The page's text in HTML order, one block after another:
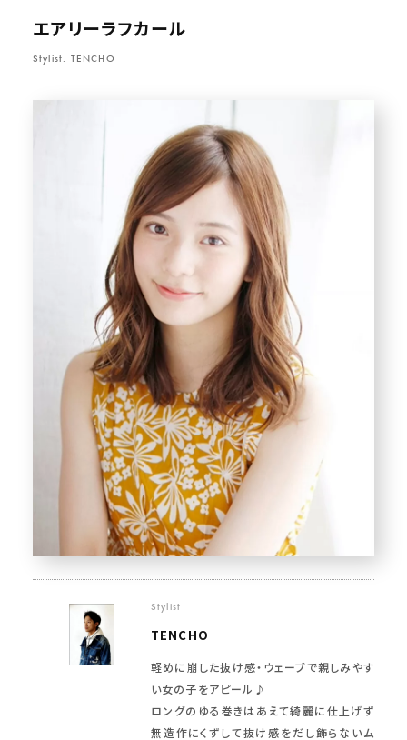
エアリーラフカール
Stylist. TENCHO
Stylist
TENCHO
軽めに崩した抜け感・ウェーブで親しみやす
い女の子をアピール♪
ロングのゆる巻きはあえて綺麗に仕上げず
無造作にくずして抜け感をだし飾らないム